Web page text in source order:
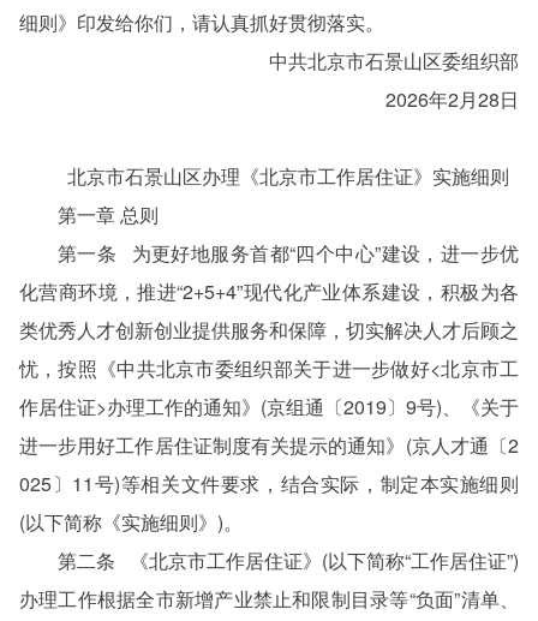
细则》印发给你们，请认真抓好贯彻落实。
中共北京市石景山区委组织部
2026年2月28日
北京市石景山区办理《北京市工作居住证》实施细则
第一章 总则
第一条 为更好地服务首都“四个中心”建设，进一步优
化营商环境，推进“2+5+4”现代化产业体系建设，积极为各
类优秀人才创新创业提供服务和保障，切实解决人才后顾之
忧，按照《中共北京市委组织部关于进一步做好<北京市工
作居住证>办理工作的通知》(京组通〔2019〕9号)、《关于
进一步用好工作居住证制度有关提示的通知》(京人才通〔2
025〕11号)等相关文件要求，结合实际，制定本实施细则
(以下简称《实施细则》)。
第二条 《北京市工作居住证》(以下简称“工作居住证”)
办理工作根据全市新增产业禁止和限制目录等“负面”清单、